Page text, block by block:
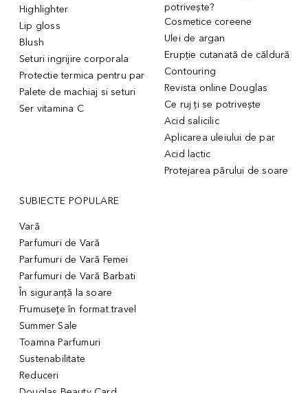
Highlighter
Lip gloss
Blush
Seturi ingrijire corporala
Protectie termica pentru par
Palete de machiaj si seturi
Ser vitamina C
potrivește?
Cosmetice coreene
Ulei de argan
Erupție cutanată de căldură
Contouring
Revista online Douglas
Ce ruj ți se potrivește
Acid salicilic
Aplicarea uleiului de par
Acid lactic
Protejarea părului de soare
SUBIECTE POPULARE
Vară
Parfumuri de Vară
Parfumuri de Vară Femei
Parfumuri de Vară Barbati
În siguranță la soare
Frumusețe în format travel
Summer Sale
Toamna Parfumuri
Sustenabilitate
Reduceri